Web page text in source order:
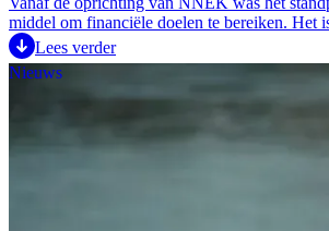
middel om financiële doelen te bereiken. Het
Lees verder
Nieuws